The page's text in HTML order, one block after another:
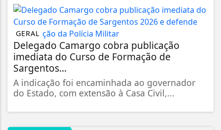
GERAL
Delegado Camargo cobra publicação
imediata do Curso de Formação de
Sargentos...
A indicação foi encaminhada ao governador
do Estado, com extensão à Casa Civil,...